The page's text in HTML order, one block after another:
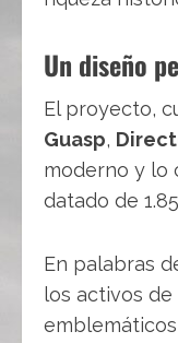
Un diseño
El proyecto,
Guasp,
moderno y lo
datado de
En palabras
los activos